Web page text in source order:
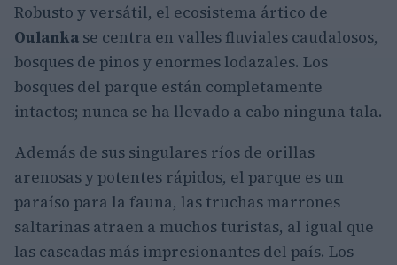
Robusto y versátil, el ecosistema ártico de
Oulanka se centra en valles fluviales caudalosos,
bosques de pinos y enormes lodazales. Los
bosques del parque están completamente
intactos; nunca se ha llevado a cabo ninguna tala.
Además de sus singulares ríos de orillas
arenosas y potentes rápidos, el parque es un
paraíso para la fauna, las truchas marrones
saltarinas atraen a muchos turistas, al igual que
las cascadas más impresionantes del país. Los